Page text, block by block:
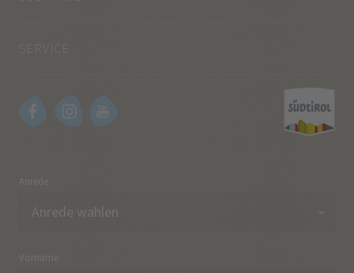
Anrede
Vorname